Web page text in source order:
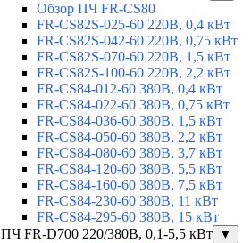
Обзор ПЧ FR-CS80
FR-CS82S-025-60 220В, 0,4 кВт
FR-CS82S-042-60 220В, 0,75 кВт
FR-CS82S-070-60 220В, 1,5 кВт
FR-CS82S-100-60 220В, 2,2 кВт
FR-CS84-012-60 380В, 0,4 кВт
FR-CS84-022-60 380В, 0,75 кВт
FR-CS84-036-60 380В, 1,5 кВт
FR-CS84-050-60 380В, 2,2 кВт
FR-CS84-080-60 380В, 3,7 кВт
FR-CS84-120-60 380В, 5,5 кВт
FR-CS84-160-60 380В, 7,5 кВт
FR-CS84-230-60 380В, 11 кВт
FR-CS84-295-60 380В, 15 кВт
ПЧ FR-D700 220/380В, 0,1-5,5 кВт
▼